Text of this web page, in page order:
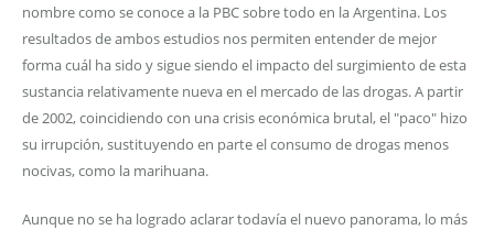
nombre como se conoce a la PBC sobre todo en la Argentina. Los
resultados de ambos estudios nos permiten entender de mejor
forma cuál ha sido y sigue siendo el impacto del surgimiento de esta
sustancia relativamente nueva en el mercado de las drogas. A partir
de 2002, coincidiendo con una crisis económica brutal, el "paco" hizo
su irrupción, sustituyendo en parte el consumo de drogas menos
nocivas, como la marihuana.
Aunque no se ha logrado aclarar todavía el nuevo panorama, lo más